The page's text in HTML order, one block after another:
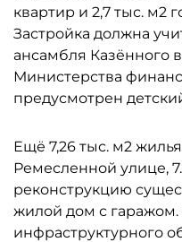
квартир и 2,7 тыс. м2
Застройка должна
ансамбля Казённого
Министерства
предусмотрен
Ещё 7,26 тыс. м2
Ремесленной улице,
реконструкцию
жилой дом с гаражом.
инфраструктурного